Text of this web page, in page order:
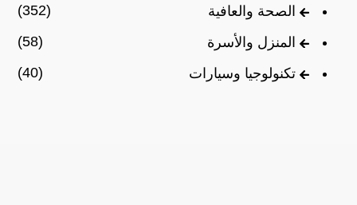
الصحة والعافية
(352)
المنزل والأسرة
(58)
تكنولوجيا وسيارات
(40)